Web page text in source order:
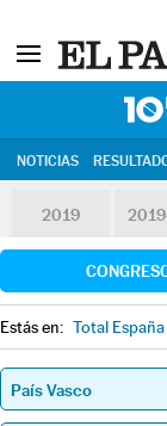
NOTICIAS
2019
Estás en: Total España